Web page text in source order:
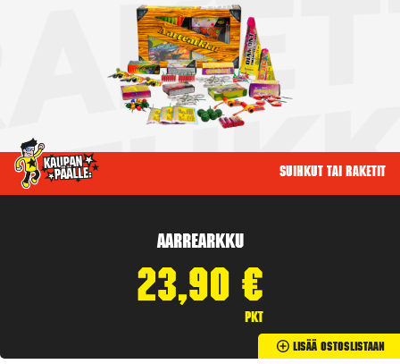
Suihkut tai raketit
Aarrearkku
23,90 €
pkt
Lisää Ostoslistaan